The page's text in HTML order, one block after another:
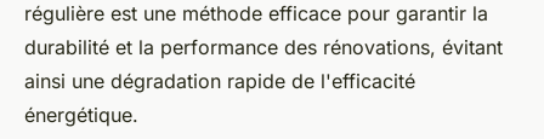
régulière est une méthode efficace pour garantir la
durabilité et la performance des rénovations, évitant
ainsi une dégradation rapide de l'efficacité
énergétique.